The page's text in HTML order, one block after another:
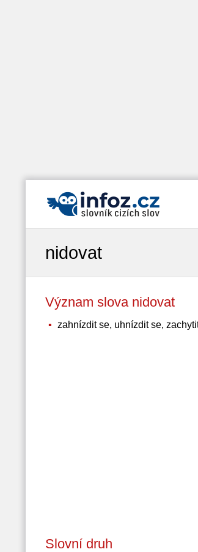
nidovat
Význam slova nidovat
zahnízdit se, uhnízdit se,
Slovní druh